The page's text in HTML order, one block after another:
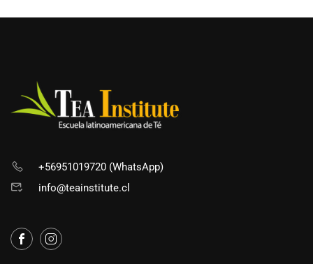
+56951019720 (WhatsApp)
info@teainstitute.cl